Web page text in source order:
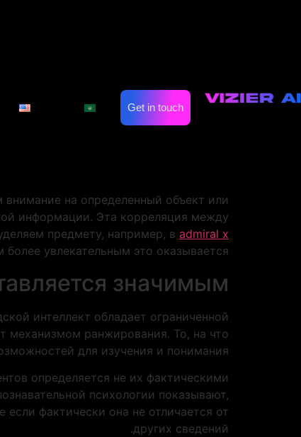
Get in touch
интерес
интерес
отбирает данные для анализа, но и
как селективный фильтр,
механизм протекает постоянно и
на определенный объект или
информации. Эта корреляция между
предмету, например, в admiral x
более увлекательным это оказывается.
значимым
интеллект обладает ограниченной
механизмом ранжирования. То, на что
для изучения и понимания.
определяется не их фактическими
психологии показывают,
фактически она не отличается от
других сведений.